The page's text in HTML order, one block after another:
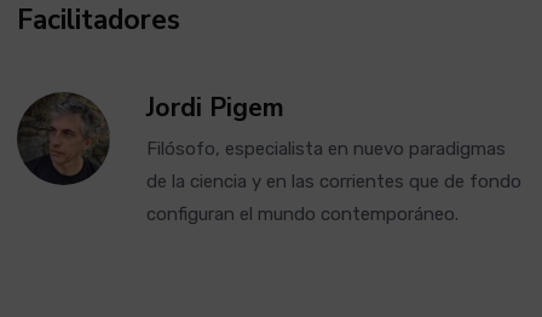
Facilitadores
Jordi Pigem
Filósofo, especialista en nuevo paradigmas
de la ciencia y en las corrientes que de fondo
configuran el mundo contemporáneo.